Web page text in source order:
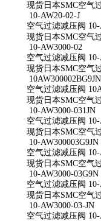
现货日本SMC空气
10-AW20-02-J
空气过滤减压阀 10-
现货日本SMC空气
10-AW3000-02
空气过滤减压阀 10-
现货日本SMC空气
10AW300002BG9JN
空气过滤减压阀
现货日本SMC空气
10-AW3000-031JN
空气过滤减压阀 10-
现货日本SMC空气
10-AW300003G9JN
空气过滤减压阀 10-
现货日本SMC空气
10-AW3000-03G9N
空气过滤减压阀 10-
现货日本SMC空气
10-AW3000-03-JN
空气过滤减压阀 10-